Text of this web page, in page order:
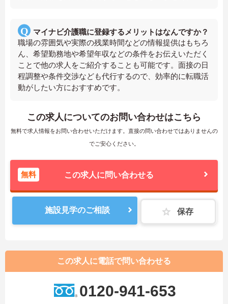
マイナビ介護職に登録するメリットはなんですか？
職場の雰囲気や実際の残業時間などの情報提供はもちろ
ん、希望勤務地や希望年収などの条件をお伝えいただく
ことで他の求人をご紹介することも可能です。面接の日
程調整や条件交渉なども代行するので、効率的に転職活
動がしたい方におすすめです。
この求人についてのお問い合わせはこちら
無料で求人情報をお問い合わせいただけます。直接の問い合わせではありませんの
でご安心ください。
無料 この求人に問い合わせる
施設見学のご相談 保存
この求人に電話で問い合わせる
0120-941-653